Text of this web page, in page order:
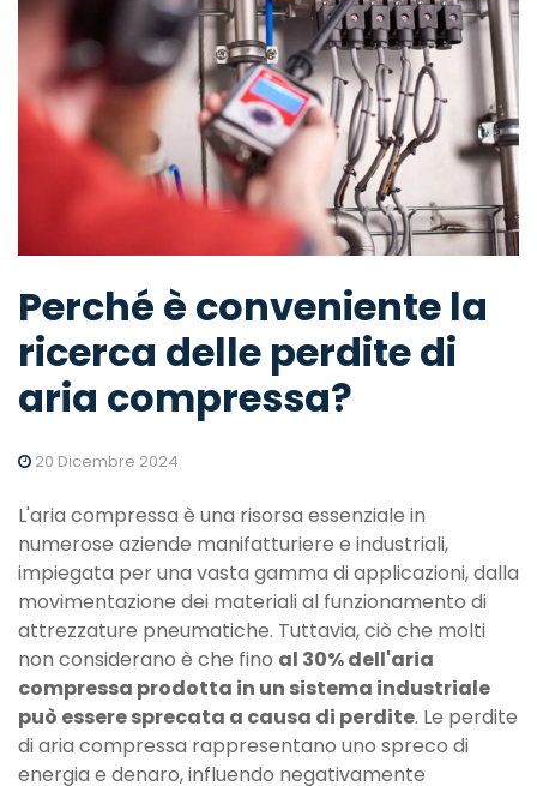
Perché è conveniente la
ricerca delle perdite di
aria compressa?
20 Dicembre 2024
L'aria compressa è una risorsa essenziale in
numerose aziende manifatturiere e industriali,
impiegata per una vasta gamma di applicazioni, dalla
movimentazione dei materiali al funzionamento di
attrezzature pneumatiche. Tuttavia, ciò che molti
non considerano è che fino al 30% dell'aria
compressa prodotta in un sistema industriale
può essere sprecata a causa di perdite. Le perdite
di aria compressa rappresentano uno spreco di
energia e denaro, influendo negativamente